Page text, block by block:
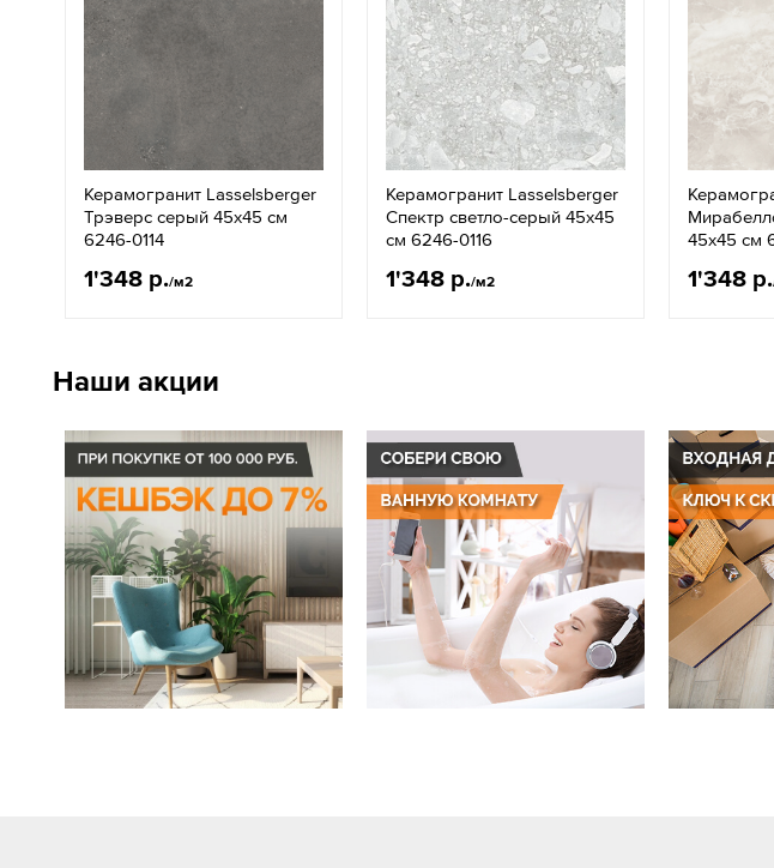
Керамогранит Lasselsberger
Трэверс серый 45x45 см
6246-0114
1'348 р./м2
Керамогранит Lasselsberger
Спектр светло-серый 45x45
см 6246-0116
1'348 р./м2
45x45 см
1'348 р.
Наши акции